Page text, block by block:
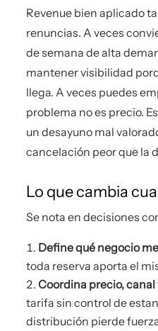
Revenue bien aplicado
renuncias. A veces
de semana de alta
mantener visibilidad
llega. A veces puedes
problema no es precio.
un desayuno mal
cancelación peor que la
Lo que cambia
Se nota en decisiones
Define qué negocio
toda reserva aporta el
Coordina precio,
tarifa sin control de
distribución pierde